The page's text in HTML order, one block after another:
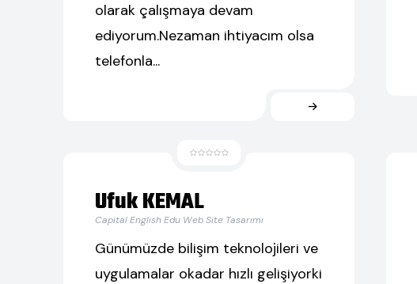
olarak çalışmaya devam
ediyorum.Nezaman ihtiyacım olsa
telefonla...
Ufuk KEMAL
Capital English Edu Web Site Tasarımı
Günümüzde bilişim teknolojileri ve
uygulamalar okadar hızlı gelişiyorki